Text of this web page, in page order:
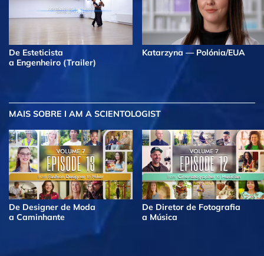
De Esteticista
a Engenheiro (Trailer)
Katarzyna — Polónia/EUA
MAIS SOBRE I AM A SCIENTOLOGIST
De Designer de Moda
a Caminhante
De Diretor de Fotografia
a Música